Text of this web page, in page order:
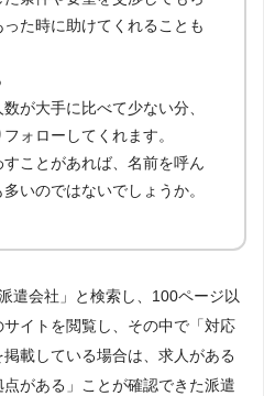
た時に助けてくれることも
が大手に比べて少ない分、
ォローしてくれます。
ことがあれば、名前を呼ん
いのではないでしょうか。
遣会社」と検索し、100ページ以
イトを閲覧し、その中で「対応
載している場合は、求人がある
がある」ことが確認できた派遣